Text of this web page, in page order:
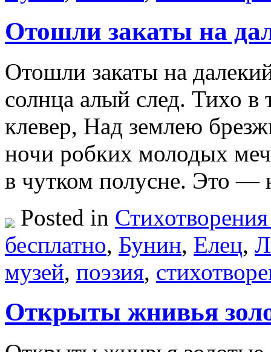
Отошли закаты на
Отошли закаты на
солнца алый след. Тихо в
клевер, Над землею
ночи робких молодых
в чутком полусне. Это
Posted in
бесплатно, Бунин, Елец,
музей, поэзия,
Открыты жнивья